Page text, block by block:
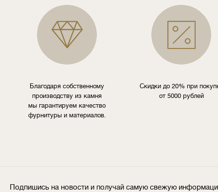
Благодаря собственному
производству из камня
мы гарантируем качество
фурнитуры и материалов.
Скидки до 20% при
от 5000 рублей
Подпишись на новости и получай самую свежую